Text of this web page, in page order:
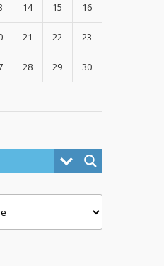
14 15 16
21 22 23
28 29 30